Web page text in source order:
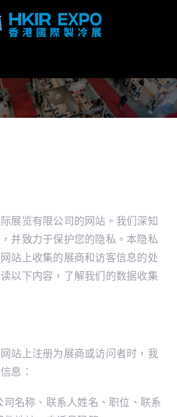
展览有限公司的网站。我们深知
并致力于保护您的隐私。本隐私
站上收集的展商和访客信息的处
以下内容，了解我们的数据收集
站上注册为展商或访问者时，我
息：
司名称、联系人姓名、职位、联系